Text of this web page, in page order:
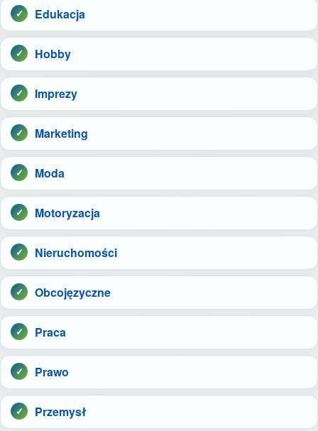
Edukacja
Hobby
Imprezy
Marketing
Moda
Motoryzacja
Nieruchomości
Obcojęzyczne
Praca
Prawo
Przemysł